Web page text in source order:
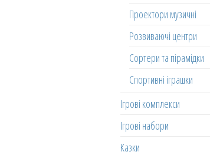
Проектори музичні
Розвиваючі центри
Сортери та пірамідки
Спортивні іграшки
Ігрові комплекси
Ігрові набори
Казки